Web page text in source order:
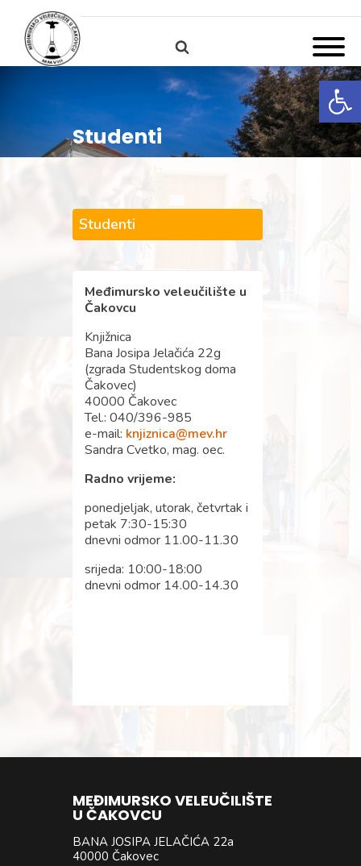
Studenti
Studenti
Međimursko veleučilište u
Čakovcu
Knjižnica
Bana Josipa Jelačića 22g
(zgrada Studentskog doma
Čakovec)
40000 Čakovec
Tel.: 040/396-985
e-mail: knjiznica@mev.hr
Sandra Cvetko, mag. oec.
Radno vrijeme:
ponedjeljak, utorak, četvrtak i
petak 7:30-15:30
dnevni odmor 11.00-11.30
srijeda: 10:00-18:00
dnevni odmor 14.00-14.30
MEĐIMURSKO VELEUČILIŠTE
U ČAKOVCU
BANA JOSIPA JELAČIĆA 22a
40000 Čakovec